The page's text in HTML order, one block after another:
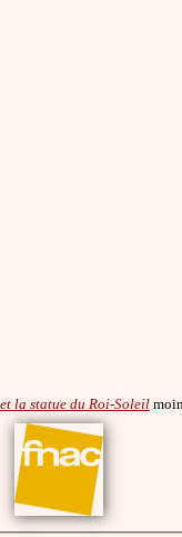
la statue du Roi-Soleil